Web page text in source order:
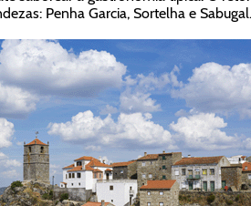
Penha Garcia, Sortelha e Sabugal.